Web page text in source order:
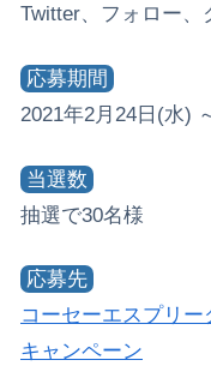
Twitter、フォロー、
応募期間
2021年2月24日(水)
当選数
抽選で30名様
応募先
コーセーエスプリ
キャンペーン